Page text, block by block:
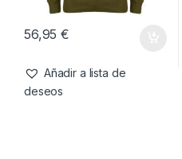
Ropa,Sudaderas
Kumu Sudadera True